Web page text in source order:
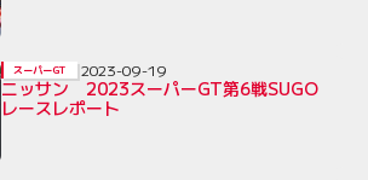
ニッサン 2023スーパーGT第6戦SUGO
レースレポート
スーパーGT 2023-09-19